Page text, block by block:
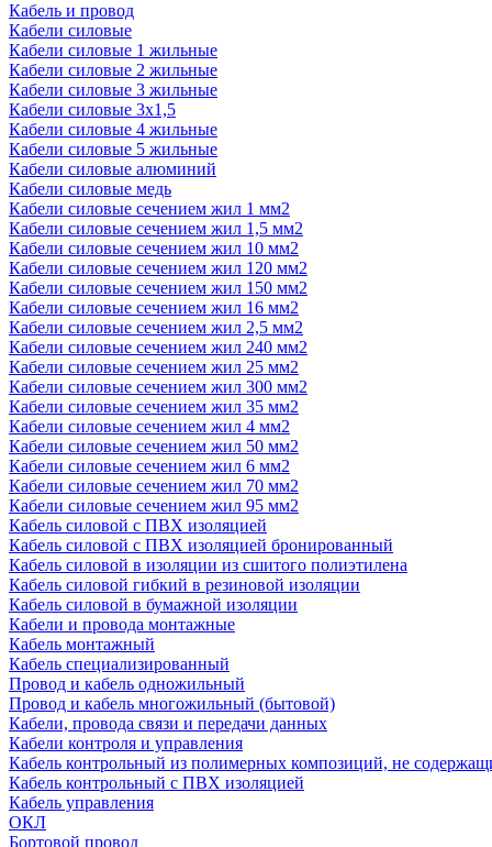
Кабель и провод
Кабели силовые
Кабели силовые 1 жильные
Кабели силовые 2 жильные
Кабели силовые 3 жильные
Кабели силовые 3х1,5
Кабели силовые 4 жильные
Кабели силовые 5 жильные
Кабели силовые алюминий
Кабели силовые медь
Кабели силовые сечением жил 1 мм2
Кабели силовые сечением жил 1,5 мм2
Кабели силовые сечением жил 10 мм2
Кабели силовые сечением жил 120 мм2
Кабели силовые сечением жил 150 мм2
Кабели силовые сечением жил 16 мм2
Кабели силовые сечением жил 2,5 мм2
Кабели силовые сечением жил 240 мм2
Кабели силовые сечением жил 25 мм2
Кабели силовые сечением жил 300 мм2
Кабели силовые сечением жил 35 мм2
Кабели силовые сечением жил 4 мм2
Кабели силовые сечением жил 50 мм2
Кабели силовые сечением жил 6 мм2
Кабели силовые сечением жил 70 мм2
Кабели силовые сечением жил 95 мм2
Кабель силовой с ПВХ изоляцией
Кабель силовой с ПВХ изоляцией бронированный
Кабель силовой в изоляции из сшитого полиэтилена
Кабель силовой гибкий в резиновой изоляции
Кабель силовой в бумажной изоляции
Кабели и провода монтажные
Кабель монтажный
Кабель специализированный
Провод и кабель одножильный
Провод и кабель многожильный (бытовой)
Кабели, провода связи и передачи данных
Кабели контроля и управления
Кабель контрольный из полимерных композиций, не
Кабель контрольный с ПВХ изоляцией
Кабель управления
ОКЛ
Бортовой провод